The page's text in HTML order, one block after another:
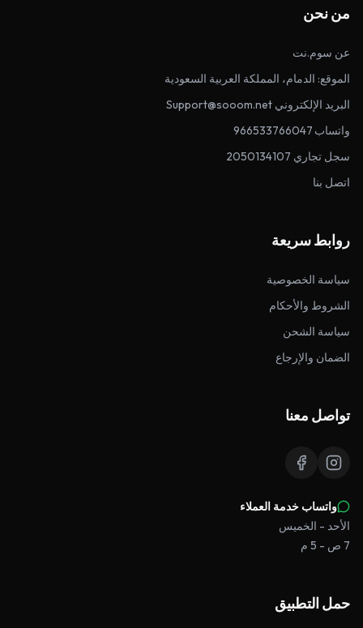
من نحن
عن سوم.نت
الموقع: الدمام، المملكة العربية السعودية
البريد الإلكتروني Support@sooom.net
واتساب 966533766047
سجل تجاري 2050134107
اتصل بنا
روابط سريعة
سياسة الخصوصية
الشروط والأحكام
سياسة الشحن
الضمان والإرجاع
تواصل معنا
واتساب خدمة العملاء
الأحد - الخميس
7 ص - 5 م
حمل التطبيق